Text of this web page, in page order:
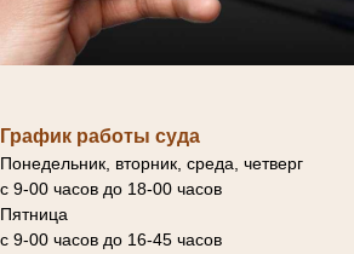
График работы суда
Понедельник, вторник, среда, четверг
с 9-00 часов до 18-00 часов
Пятница
с 9-00 часов до 16-45 часов